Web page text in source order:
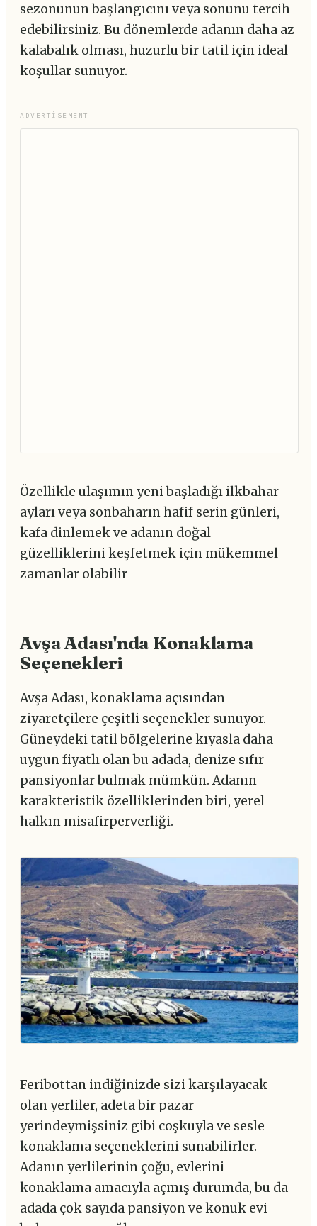
sezonunun başlangıcını veya sonunu tercih
edebilirsiniz. Bu dönemlerde adanın daha az
kalabalık olması, huzurlu bir tatil için ideal
koşullar sunuyor.
ADVERTISEMENT
Özellikle ulaşımın yeni başladığı ilkbahar
ayları veya sonbaharın hafif serin günleri,
kafa dinlemek ve adanın doğal
güzelliklerini keşfetmek için mükemmel
zamanlar olabilir
Avşa Adası'nda Konaklama
Seçenekleri
Avşa Adası, konaklama açısından
ziyaretçilere çeşitli seçenekler sunuyor.
Güneydeki tatil bölgelerine kıyasla daha
uygun fiyatlı olan bu adada, denize sıfır
pansiyonlar bulmak mümkün. Adanın
karakteristik özelliklerinden biri, yerel
halkın misafirperverliği.
Feribottan indiğinizde sizi karşılayacak
olan yerliler, adeta bir pazar
yerindeymişsiniz gibi coşkuyla ve sesle
konaklama seçeneklerini sunabilirler.
Adanın yerlilerinin çoğu, evlerini
konaklama amacıyla açmış durumda, bu da
adada çok sayıda pansiyon ve konuk evi